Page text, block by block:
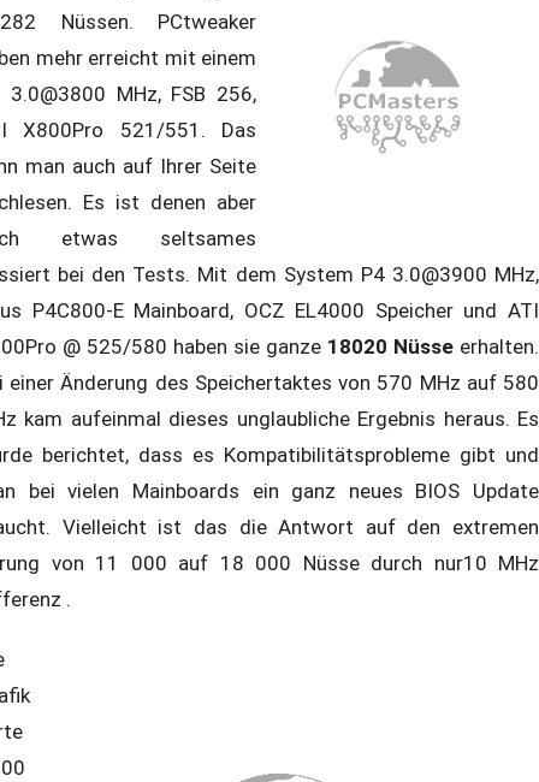
Nüssen. PCtweaker
mehr erreicht mit einem
3.0@3800 MHz, FSB 256,
X800Pro 521/551. Das
man auch auf Ihrer Seite
Es ist denen aber
etwas seltsames
bei den Tests. Mit dem System P4 3.0@3900 MHz,
P4C800-E Mainboard, OCZ EL4000 Speicher und ATI
@ 525/580 haben sie ganze 18020 Nüsse erhalten.
einer Änderung des Speichertaktes von 570 MHz auf 580
kam aufeinmal dieses unglaubliche Ergebnis heraus. Es
berichtet, dass es Kompatibilitätsprobleme gibt und
bei vielen Mainboards ein ganz neues BIOS Update
Vielleicht ist das die Antwort auf den extremen
von 11 000 auf 18 000 Nüsse durch nur10 MHz
.